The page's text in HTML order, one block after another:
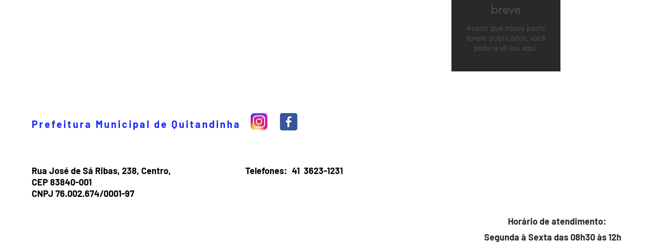
breve
Assim que novos posts
forem publicados, você
poderá vê-los aqui.
Prefeitura Municipal de Quitandinha
Rua José de Sá Ribas, 238, Centro,
CEP 83840-001
CNPJ 76.002.674/0001-97
Telefones: 41 3623-1231
Horário de atendimento:
Segunda à Sexta das 08h30 às 12h